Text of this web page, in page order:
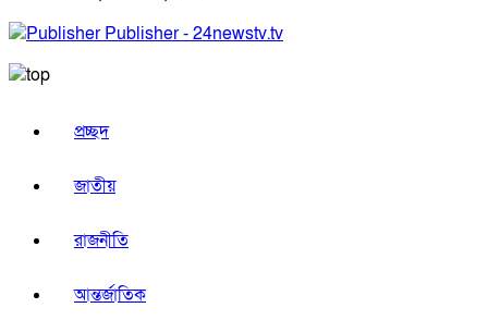
Publisher - 24newstv.tv
প্রচ্ছদ
জাতীয়
রাজনীতি
আন্তর্জাতিক